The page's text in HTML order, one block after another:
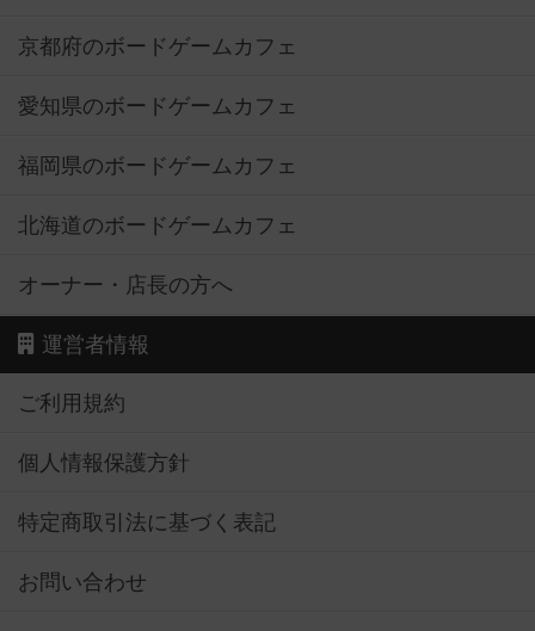
京都府のボードゲームカフェ
愛知県のボードゲームカフェ
福岡県のボードゲームカフェ
北海道のボードゲームカフェ
オーナー・店長の方へ
運営者情報
ご利用規約
個人情報保護方針
特定商取引法に基づく表記
お問い合わせ